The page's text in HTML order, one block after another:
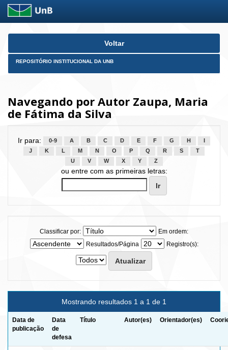
Skip
Voltar
REPOSITÓRIO INSTITUCIONAL DA UNB
Navegando por Autor Zaupa, Maria
de Fátima da Silva
Ir para: 0-9 A B C D E F G H
J
K L M N O P Q R S
T
U
V W X Y Z
ou entre com as primeiras letras:
Classificar por:
Em ordem:
Resultados/Página
Registro(s):
Mostrando resultados 1 a 1 de 1
Data de
publicação
Data
de
defesa
Título Autor(es) Orientador(es)